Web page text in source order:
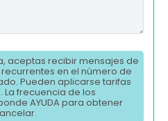
aceptas recibir mensajes de
en el número de
Pueden aplicarse tarifas
La frecuencia de los
AYUDA para obtener